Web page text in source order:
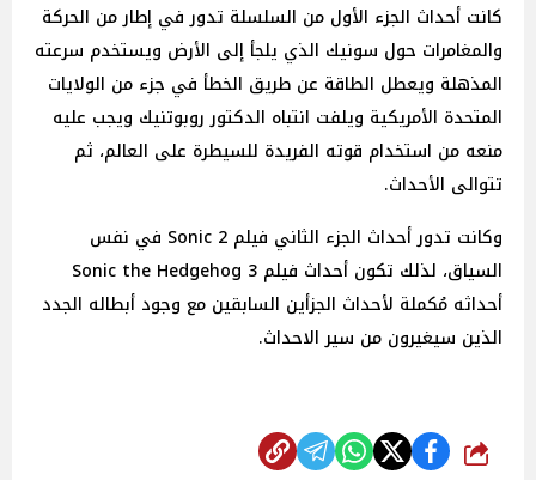
كانت أحداث الجزء الأول من السلسلة تدور في إطار من الحركة
والمغامرات حول سونيك الذي يلجأ إلى الأرض ويستخدم سرعته
المذهلة ويعطل الطاقة عن طريق الخطأ في جزء من الولايات
المتحدة الأمريكية ويلفت انتباه الدكتور روبوتنيك ويجب عليه
منعه من استخدام قوته الفريدة للسيطرة على العالم، ثم
تتوالى الأحداث.
وكانت تدور أحداث الجزء الثاني فيلم Sonic 2 في نفس
السياق، لذلك تكون أحداث فيلم Sonic the Hedgehog 3
أحداثه مُكملة لأحداث الجزأين السابقين مع وجود أبطاله الجدد
الذين سيغيرون من سير الاحداث.
شارك